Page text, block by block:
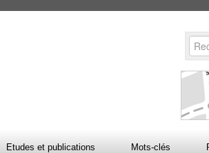
Etudes et publications Mots-clés